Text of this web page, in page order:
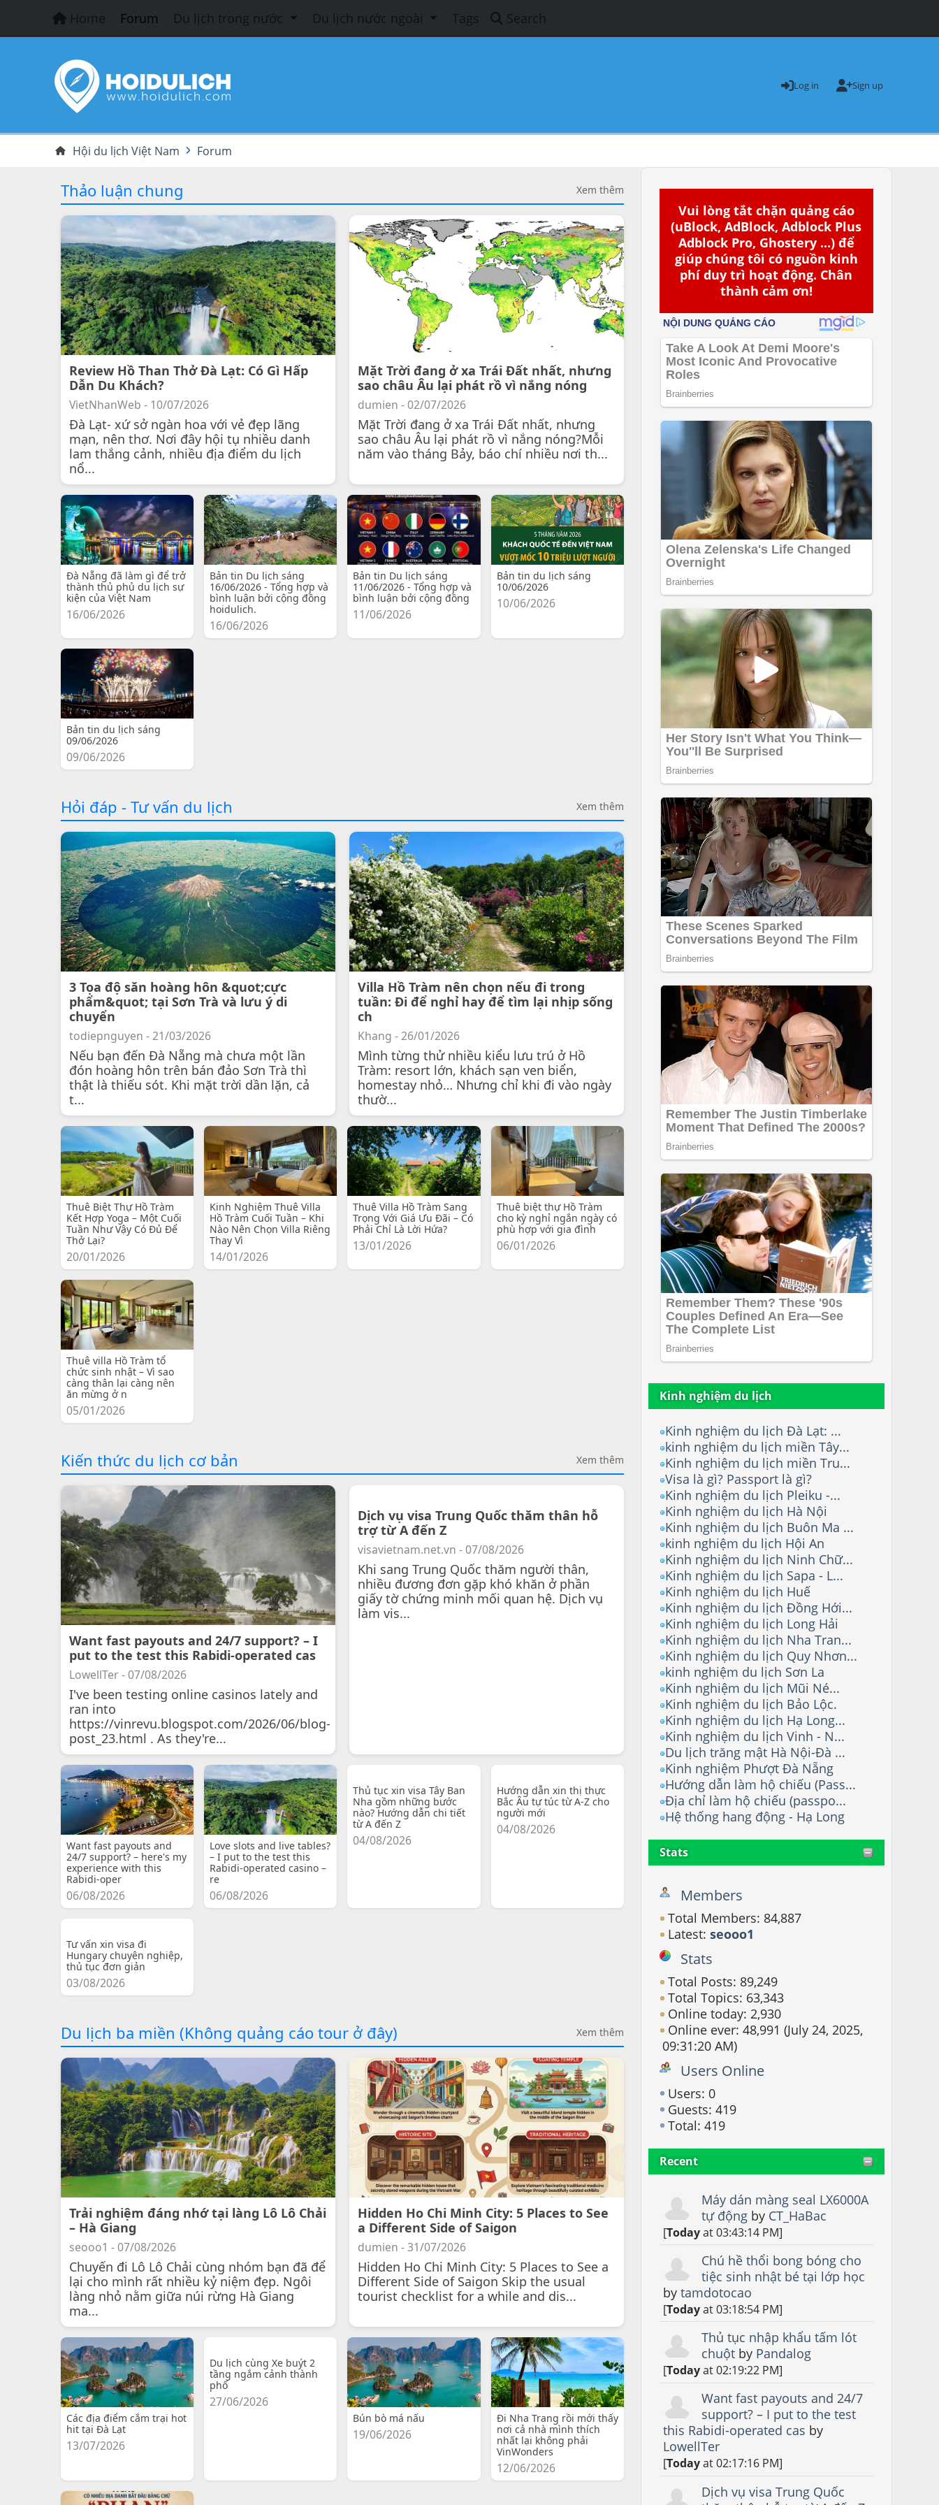
Home Forum Du lịch trong nước Du lịch nước ngoài Tags Search
Log in Sign up
Hội du lịch Việt Nam Forum
Vui lòng tắt chặn quảng cáo
(uBlock, AdBlock, Adblock Plus
Adblock Pro, Ghostery ...) để
giúp chúng tôi có nguồn kinh
phí duy trì hoạt động. Chân
thành cảm ơn!
Kinh nghiệm du lịch
Kinh nghiệm du lịch Đà Lạt: ...
kinh nghiệm du lịch miền Tây...
Kinh nghiệm du lịch miền Tru...
Visa là gì? Passport là gì?
Kinh nghiệm du lịch Pleiku -...
Kinh nghiệm du lịch Hà Nội
Kinh nghiệm du lịch Buôn Ma ...
kinh nghiệm du lịch Hội An
Kinh nghiệm du lịch Ninh Chữ...
Kinh nghiệm du lịch Sapa - L...
Kinh nghiệm du lịch Huế
Kinh nghiệm du lịch Đồng Hới...
Kinh nghiệm du lịch Long Hải
Kinh nghiệm du lịch Nha Tran...
Kinh nghiệm du lịch Quy Nhơn...
kinh nghiệm du lịch Sơn La
Kinh nghiệm du lịch Mũi Né...
Kinh nghiệm du lịch Bảo Lộc.
Kinh nghiệm du lịch Hạ Long...
Kinh nghiệm du lịch Vinh - N...
Du lịch trăng mật Hà Nội-Đà ...
Kinh nghiệm Phượt Đà Nẵng
Hướng dẫn làm hộ chiếu (Pass...
Địa chỉ làm hộ chiếu (passpo...
Hệ thống hang động - Hạ Long
Stats
Members
Total Members: 84,887
Latest:seooo1
Stats
Total Posts: 89,249
Total Topics: 63,343
Online today: 2,930
Online ever: 48,991 (July 24, 2025,
09:31:20 AM)
Users Online
Users: 0
Guests: 419
Total: 419
Recent
Máy dán màng seal LX6000A
tự độngby CT_HaBac
[Todayat 03:43:14 PM]
Chú hề thổi bong bóng cho
tiệc sinh nhật bé tại lớp học
bytamdotocao
[Todayat 03:18:54 PM]
Thủ tục nhập khẩu tấm lót
chuộtby Pandalog
[Todayat 02:19:22 PM]
Want fast payouts and 24/7
support? – I put to the test
this Rabidi-operated cas by
LowellTer
[Todayat 02:17:16 PM]
Dịch vụ visa Trung Quốc
Thảo luận chung Xem thêm
Review Hồ Than Thở Đà Lạt: Có Gì Hấp
Dẫn Du Khách?
VietNhanWeb - 10/07/2026
Đà Lạt- xứ sở ngàn hoa với vẻ đẹp lãng
mạn, nên thơ. Nơi đây hội tụ nhiều danh
lam thắng cảnh, nhiều địa điểm du lịch
nổ...
Mặt Trời đang ở xa Trái Đất nhất, nhưng
sao châu Âu lại phát rồ vì nắng nóng
dumien - 02/07/2026
Mặt Trời đang ở xa Trái Đất nhất, nhưng
sao châu Âu lại phát rồ vì nắng nóng?Mỗi
năm vào tháng Bảy, báo chí nhiều nơi th...
Đà Nẵng đã làm gì để trở
thành thủ phủ du lịch sự
kiện của Việt Nam
16/06/2026
Bản tin Du lịch sáng
16/06/2026 - Tổng hợp và
bình luận bởi cộng đồng
hoidulich.
16/06/2026
Bản tin Du lịch sáng
11/06/2026 - Tổng hợp và
bình luận bởi cộng đồng
11/06/2026
Bản tin du lịch sáng
10/06/2026
10/06/2026
Bản tin du lịch sáng
09/06/2026
09/06/2026
Hỏi đáp - Tư vấn du lịch Xem thêm
3 Tọa độ săn hoàng hôn &quot;cực
phẩm&quot; tại Sơn Trà và lưu ý di
chuyển
todiepnguyen - 21/03/2026
Nếu bạn đến Đà Nẵng mà chưa một lần
đón hoàng hôn trên bán đảo Sơn Trà thì
thật là thiếu sót. Khi mặt trời dần lặn, cả
t...
Villa Hồ Tràm nên chọn nếu đi trong
tuần: Đi để nghỉ hay để tìm lại nhịp sống
ch
Khang - 26/01/2026
Mình từng thử nhiều kiểu lưu trú ở Hồ
Tràm: resort lớn, khách sạn ven biển,
homestay nhỏ… Nhưng chỉ khi đi vào ngày
thườ...
Thuê Biệt Thự Hồ Tràm
Kết Hợp Yoga – Một Cuối
Tuần Như Vậy Có Đủ Để
Thở Lại?
20/01/2026
Kinh Nghiệm Thuê Villa
Hồ Tràm Cuối Tuần – Khi
Nào Nên Chọn Villa Riêng
Thay Vì
14/01/2026
Thuê Villa Hồ Tràm Sang
Trọng Với Giá Ưu Đãi – Có
Phải Chỉ Là Lời Hứa?
13/01/2026
Thuê biệt thự Hồ Tràm
cho kỳ nghỉ ngắn ngày có
phù hợp với gia đình
06/01/2026
Thuê villa Hồ Tràm tổ
chức sinh nhật – Vì sao
càng thân lại càng nên
ăn mừng ở n
05/01/2026
Kiến thức du lịch cơ bản Xem thêm
Want fast payouts and 24/7 support? – I
put to the test this Rabidi-operated cas
LowellTer - 07/08/2026
I've been testing online casinos lately and
ran into
https://vinrevu.blogspot.com/2026/06/blog-
post_23.html . As they're...
Dịch vụ visa Trung Quốc thăm thân hỗ
trợ từ A đến Z
visavietnam.net.vn - 07/08/2026
Khi sang Trung Quốc thăm người thân,
nhiều đương đơn gặp khó khăn ở phần
giấy tờ chứng minh mối quan hệ. Dịch vụ
làm vis...
Want fast payouts and
24/7 support? – here's my
experience with this
Rabidi-oper
06/08/2026
Love slots and live tables?
– I put to the test this
Rabidi-operated casino –
re
06/08/2026
Thủ tục xin visa Tây Ban
Nha gồm những bước
nào? Hướng dẫn chi tiết
từ A đến Z
04/08/2026
Hướng dẫn xin thị thực
Bắc Âu tự túc từ A-Z cho
người mới
04/08/2026
Tư vấn xin visa đi
Hungary chuyên nghiệp,
thủ tục đơn giản
03/08/2026
Du lịch ba miền (Không quảng cáo tour ở đây) Xem thêm
Trải nghiệm đáng nhớ tại làng Lô Lô Chải
– Hà Giang
seooo1 - 07/08/2026
Chuyến đi Lô Lô Chải cùng nhóm bạn đã để
lại cho mình rất nhiều kỷ niệm đẹp. Ngôi
làng nhỏ nằm giữa núi rừng Hà Giang
ma...
Hidden Ho Chi Minh City: 5 Places to See
a Different Side of Saigon
dumien - 31/07/2026
Hidden Ho Chi Minh City: 5 Places to See a
Different Side of Saigon Skip the usual
tourist checklist for a while and dis...
Các địa điểm cắm trại hot
hit tại Đà Lạt
13/07/2026
Du lịch cùng Xe buýt 2
tầng ngắm cảnh thành
phố
27/06/2026
Bún bò má nấu
19/06/2026
Đi Nha Trang rồi mới thấy
nơi cả nhà mình thích
nhất lại không phải
VinWonders
12/06/2026